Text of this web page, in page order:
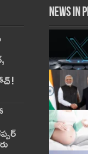
News in